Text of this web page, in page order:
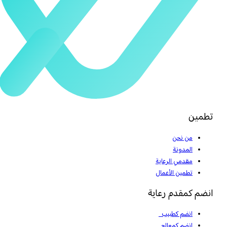
تطمين
من نحن
المدونة
مقدمي الرعاية
تطمين الأعمال
انضم كمقدم رعاية
انضم كطبيب
انضم كمعالج